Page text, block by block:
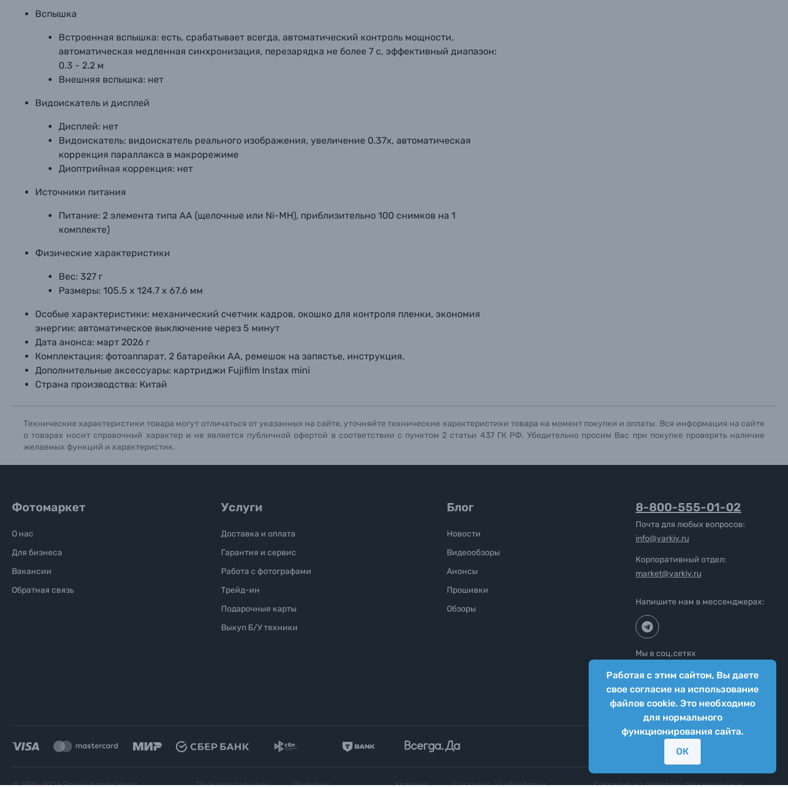
Вспышка
Встроенная вспышка: есть, срабатывает всегда, автоматический контроль мощности,
автоматическая медленная синхронизация, перезарядка не более 7 с, эффективный диапазон:
0.3 - 2.2 м
Внешняя вспышка: нет
Видоискатель и дисплей
Дисплей: нет
Видоискатель: видоискатель реального изображения, увеличение 0.37х, автоматическая
коррекция параллакса в макрорежиме
Диоптрийная коррекция: нет
Источники питания
Питание: 2 элемента типа АА (щелочные или Ni-MH), приблизительно 100 снимков на 1
комплекте)
Физические характеристики
Вес: 327 г
Размеры: 105.5 х 124.7 х 67.6 мм
Особые характеристики: механический счетчик кадров, окошко для контроля пленки, экономия
энергии: автоматическое выключение через 5 минут
Дата анонса: март 2026 г
Комплектация: фотоаппарат, 2 батарейки АА, ремешок на запястье, инструкция.
Дополнительные аксессуары: картриджи Fujifilm Instax mini
Страна производства: Китай
Технические характеристики товара могут отличаться от указанных на сайте, уточняйте технические характеристики товара на момент покупки и оплаты. Вся информация на сайте
о товарах носит справочный характер и не является публичной офертой в соответствии с пунктом 2 статьи 437 ГК РФ. Убедительно просим Вас при покупке проверять наличие
желаемых функций и характеристик.
Работая с этим сайтом, Вы даете
свое согласие на использование
файлов cookie. Это необходимо
для нормального
функционирования сайта.
ОК
Фотомаркет
О нас
Для бизнеса
Вакансии
Обратная связь
Услуги
Доставка и оплата
Гарантия и сервис
Работа с фотографами
Трейд-ин
Подарочные карты
Выкуп Б/У техники
Блог
Новости
Видеообзоры
Анонсы
Прошивки
Обзоры
8-800-555-01-02
Почта для любых вопросов:
info@yarkiy.ru
Корпоративный отдел:
market@yarkiy.ru
Напишите нам в мессенджерах:
Мы в соц.сетях
© 1995-2026Яркий фотомаркет Пользовательское Политика Условия Согласие на обработку Согласие на передачу персональных